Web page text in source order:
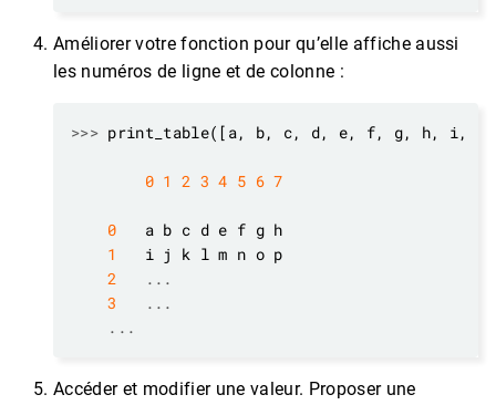
Améliorer votre fonction pour qu’elle affiche aussi
les numéros de ligne et de colonne :
>>> print_table([a, b, c, d, e, f, g, h, i,
0 1 2 3 4 5 6 7
0
1
2
...
3
...
...
Accéder et modifier une valeur. Proposer une